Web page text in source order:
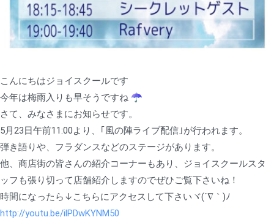
こんにちはジョイスクールです
今年は梅雨入りも早そうですね︎ ︎☂︎
さて、みなさまにお知らせです。
5月23日午前11:00より、｢風の陣ライブ配信｣が行われます。
弾き語りや、フラダンスなどのステージがあります。
他、商店街の皆さんの紹介コーナーもあり、ジョイスクールスタ
ッフも張り切って店舗紹介しますのでぜひご覧下さいね！
時間になったら↓こちらにアクセスして下さいヾ(´∇｀)ﾉ
http://youtu.be/ilPDwKYNM50